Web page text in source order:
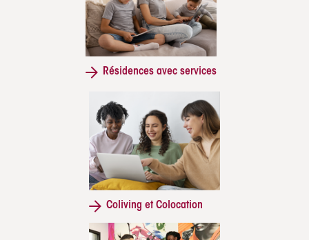
Résidences avec services
Coliving et Colocation